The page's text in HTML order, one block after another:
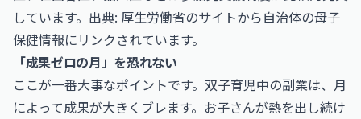
しています。出典: 厚生労働省のサイトから自治体の母子
保健情報にリンクされています。
「成果ゼロの月」を恐れない
ここが一番大事なポイントです。双子育児中の副業は、月
によって成果が大きくブレます。お子さんが熱を出し続け